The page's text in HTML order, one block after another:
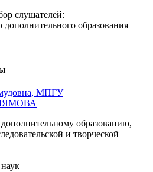
слушателей:
образования
образованию,
и творческой